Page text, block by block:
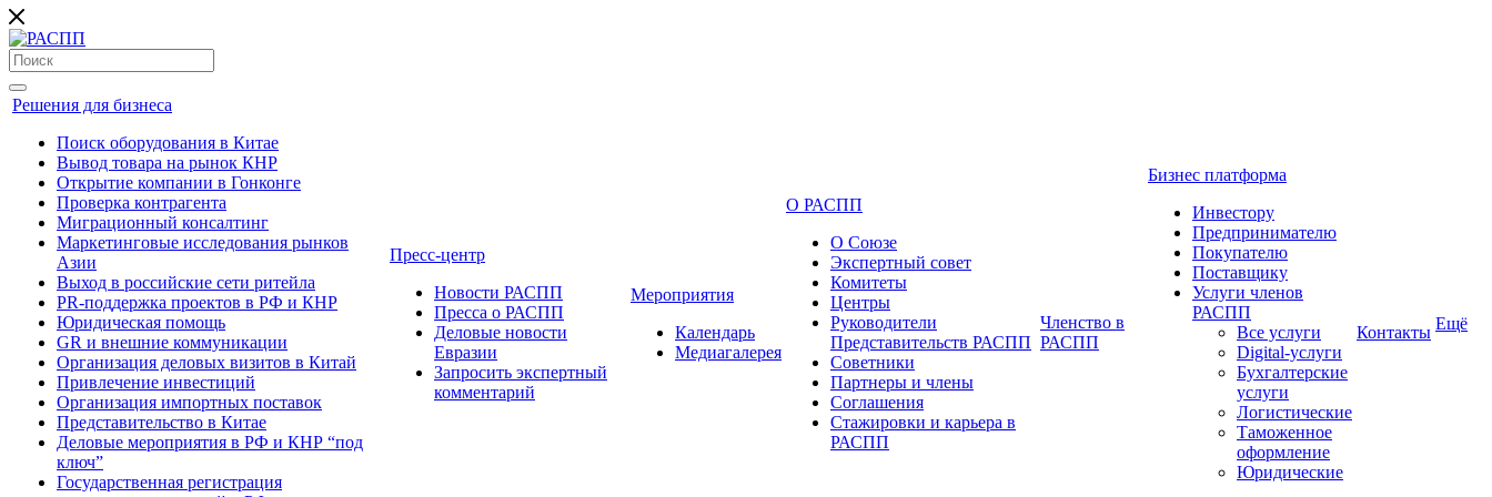
Решения для бизнеса
Поиск оборудования в Китае
Вывод товара на рынок КНР
Открытие компании в Гонконге
Проверка контрагента
Миграционный консалтинг
Маркетинговые исследования рынков
Азии
Выход в российские сети ритейла
PR-поддержка проектов в РФ и КНР
Юридическая помощь
GR и внешние коммуникации
Организация деловых визитов в Китай
Привлечение инвестиций
Организация импортных поставок
Представительство в Китае
Деловые мероприятия в РФ и КНР “под
ключ”
Государственная регистрация
Пресс-центр
Новости РАСПП
Пресса о РАСПП
Деловые новости
Евразии
Запросить экспертный
комментарий
Мероприятия
Календарь
Медиагалерея
О РАСПП
О Союзе
Экспертный совет
Комитеты
Центры
Руководители
Представительств РАСПП
Советники
Партнеры и члены
Соглашения
Стажировки и карьера в
РАСПП
Членство в
РАСПП
Бизнес платформа
Инвестору
Предпринимателю
Покупателю
Поставщику
Услуги членов
РАСПП
Все услуги
Digital-услуги
Бухгалтерские
услуги
Логистические
Таможенное
оформление
Юридические
Контакты Ещё